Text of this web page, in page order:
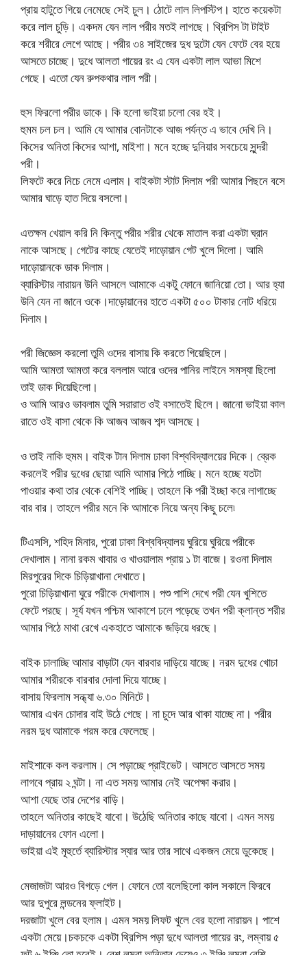
প্রায় হাটুতে গিয়ে নেমেছে সেই চুল। ঠোটে লাল লিপস্টিপ। হাতে কয়েকটা
করে লাল চুড়ি। একদম যেন লাল পরীর মতই লাগছে। থ্রিপিস টা টাইট
করে শরীরে লেগে আছে। পরীর ৩৪ সাইজের দুধ দুটো যেন ফেটে বের হয়ে
আসতে চাচ্ছে। দুধে আলতা গায়ের রং এ যেন একটা লাল আভা মিশে
গেছে। এতো যেন রুপকথার লাল পরী।
হুস ফিরলো পরীর ডাকে। কি হলো ভাইয়া চলো বের হই।
হুমম চল চল। আমি যে আমার বোনটাকে আজ পর্যন্ত এ ভাবে দেখি নি।
কিসের অনিতা কিসের আশা, মাইশা। মনে হচ্ছে দুনিয়ার সবচেয়ে সুন্দরী
পরী।
লিফটে করে নিচে নেমে এলাম। বাইকটা স্টাট দিলাম পরী আমার পিছনে বসে
আমার ঘাড়ে হাত দিয়ে বসলো।
এতক্ষন খেয়াল করি নি কিন্তু পরীর শরীর থেকে মাতাল করা একটা ঘ্রান
নাকে আসছে। গেটের কাছে যেতেই দাড়োয়ান গেট খুলে দিলো। আমি
দাড়োয়ানকে ডাক দিলাম।
ব্যারিস্টার নারায়ন উনি আসলে আমাকে একটু ফোনে জানিয়ো তো। আর হ্যা
উনি যেন না জানে ওকে।দাড়োয়ানের হাতে একটা ৫০০ টাকার নোট ধরিয়ে
দিলাম।
পরী জিজ্ঞেস করলো তুমি ওদের বাসায় কি করতে গিয়েছিলে।
আমি আমতা আমতা করে বললাম আরে ওদের পানির লাইনে সমস্যা ছিলো
তাই ডাক দিয়েছিলো।
ও আমি আরও ভাবলাম তুমি সরারাত ওই বসাতেই ছিলে। জানো ভাইয়া কাল
রাতে ওই বাসা থেকে কি আজব আজব শব্দ আসছে।
ও তাই নাকি হুমম। বাইক টান দিলাম ঢাকা বিশ্ববিদ্যালয়ের দিকে। ব্রেক
করলেই পরীর দুধের ছোয়া আমি আমার পিঠে পাচ্ছি। মনে হচ্ছে যতটা
পাওয়ার কথা তার থেকে বেশিই পাচ্ছি। তাহলে কি পরী ইচ্ছা করে লাগাচ্ছে
বার বার। তাহলে পরীর মনে কি আমাকে নিয়ে অন্য কিছু চলে৷
টিএসসি, শহিদ মিনার, পুরো ঢাকা বিশ্ববিদ্যালয় ঘুরিয়ে ঘুরিয়ে পরীকে
দেখালাম। নানা রকম খাবার ও খাওয়ালাম প্রায় ১ টা বাজে। রওনা দিলাম
মিরপুরের দিকে চিড়িয়াখানা দেখাতে।
পুরো চিড়িয়াখানা ঘুরে পরীকে দেখালাম। পশু পাশি দেখে পরী যেন খুশিতে
ফেটে পরছে। সূর্য যখন পশ্চিম আকাশে ঢলে পড়েছে তখন পরী ক্লান্ত শরীর
আমার পিঠে মাথা রেখে একহাতে আমাকে জড়িয়ে ধরছে।
বাইক চালাচ্ছি আমার বাড়াটা যেন বারবার দাড়িয়ে যাচ্ছে। নরম দুধের খোচা
আমার শরীরকে বারবার দোলা দিয়ে যাচ্ছে।
বাসায় ফিরলাম সন্ধ্যা ৬.৩০ মিনিটে।
আমার এখন চোদার বাই উঠে গেছে। না চুদে আর থাকা যাচ্ছে না। পরীর
নরম দুধ আমাকে গরম করে ফেলেছে।
মাইশাকে কল করলাম। সে পড়াচ্ছে প্রাইভেট। আসতে আসতে সময়
লাগবে প্রায় ২ ঘন্টা। না এত সময় আমার নেই অপেক্ষা করার।
আশা যেছে তার দেশের বাড়ি।
তাহলে অনিতার কাছেই যাবো। উঠেছি অনিতার কাছে যাবো। এমন সময়
দাড়ায়ানের ফোন এলো।
ভাইয়া এই মূহুর্তে ব্যারিস্টার স্যার আর তার সাথে একজন মেয়ে ডুকেছে।
মেজাজটা আরও বিগড়ে গেল। ফোনে তো বলেছিলো কাল সকালে ফিরবে
আর দুপুরে লন্ডনের ফ্লাইট।
দরজাটা খুলে বের হলাম। এমন সময় লিফট খুলে বের হলো নারায়ন। পাশে
একটা মেয়ে।চকচকে একটা থ্রিপিস পড়া দুধে আলতা গায়ের রং, লম্বায় ৫